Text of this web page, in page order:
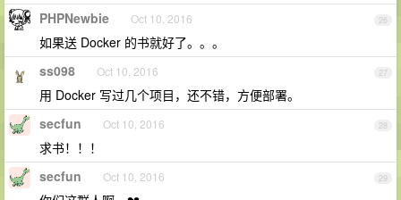
26
PHPNewbie Oct 10, 2016
如果送 Docker 的书就好了。。。
27
ss098 Oct 10, 2016
用 Docker 写过几个项目，还不错，方便部署。
28
secfun Oct 10, 2016
求书！！！
29
secfun Oct 10, 2016